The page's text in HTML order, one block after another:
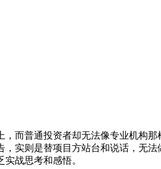
而普通投资者却无法像专业机构
实则是替项目方站台和说话，无
战思考和感悟。